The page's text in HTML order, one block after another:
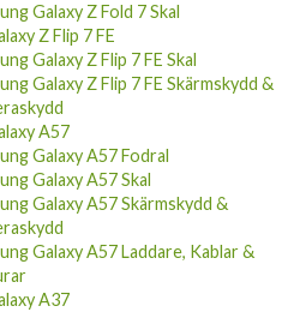
Z Flip 7 FE
Galaxy Z Flip 7 FE Skal
Galaxy Z Flip 7 FE Skärmskydd &
A57
Galaxy A57 Fodral
Galaxy A57 Skal
Galaxy A57 Skärmskydd &
Galaxy A57 Laddare, Kablar &
A37
Galaxy A37 Fodral